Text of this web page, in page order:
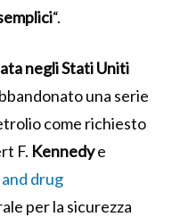
“.
negli Stati Uniti
una serie
come richiesto
F. Kennedye
drug
per la sicurezza